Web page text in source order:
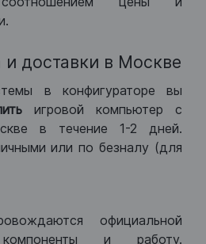
и доставки в Москве
в конфигураторе вы
игровой компьютер с
в течение 1-2 дней.
или по безналу (для
официальной
и работу.